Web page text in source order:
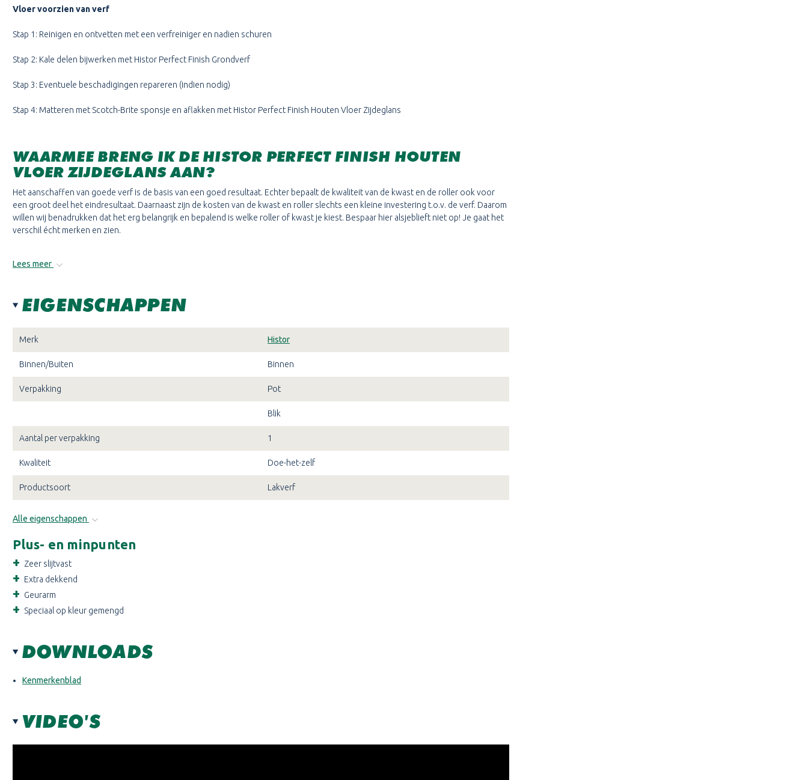
Vloer voorzien van verf
Stap 1: Reinigen en ontvetten met een verfreiniger en nadien schuren
Stap 2: Kale delen bijwerken met Histor Perfect Finish Grondverf
Stap 3: Eventuele beschadigingen repareren (indien nodig)
Stap 4: Matteren met Scotch-Brite sponsje en aflakken met Histor Perfect Finish Houten Vloer Zijdeglans
WAARMEE BRENG IK DE HISTOR PERFECT FINISH HOUTEN
VLOER ZIJDEGLANSAAN?
Het aanschaffen van goede verf is de basis van een goed resultaat. Echter bepaalt de kwaliteit van de kwast en de roller ook voor
een groot deel het eindresultaat. Daarnaast zijn de kosten van de kwast en roller slechts een kleine investering t.o.v. de verf. Daarom
willen wij benadrukken dat het erg belangrijk en bepalend is welke roller of kwast je kiest. Bespaar hier alsjeblieft niet op! Je gaat het
verschil écht merken en zien.
Lees meer
EIGENSCHAPPEN
Merk Histor
Binnen/Buiten Binnen
Verpakking Pot
Blik
Aantal per verpakking 1
Kwaliteit Doe-het-zelf
Productsoort Lakverf
Alle eigenschappen
Plus- en minpunten
Zeer slijtvast
Extra dekkend
Geurarm
Speciaal op kleur gemengd
DOWNLOADS
Kenmerkenblad
VIDEO'S